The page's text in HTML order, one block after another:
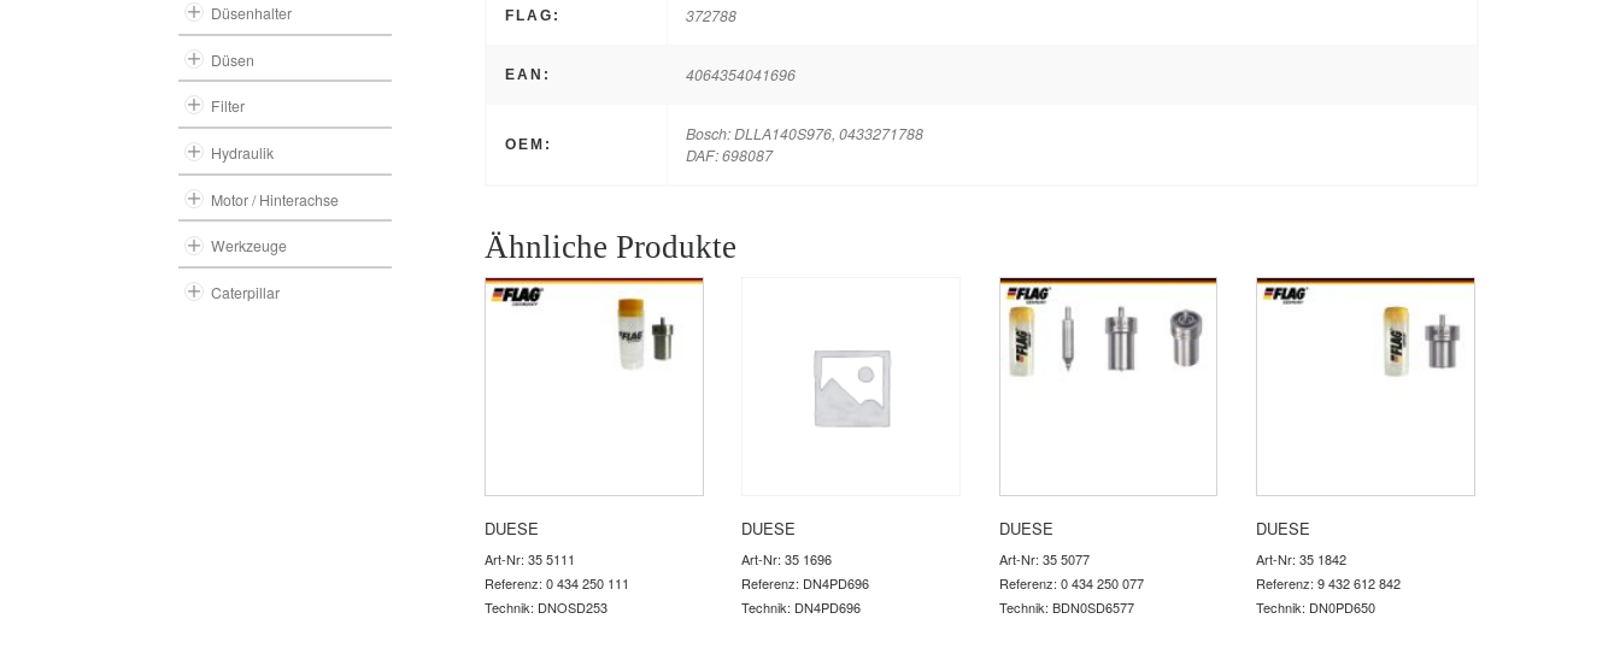
FLAG: 372788
EAN: 4064354041696
OEM:
Bosch: DLLA140S976, 0433271788
DAF: 698087
Ähnliche Produkte
DUESE
Art-Nr: 35 5111
Referenz: 0 434 250 111
Technik: DNOSD253
DUESE
Art-Nr: 35 1696
Referenz: DN4PD696
Technik: DN4PD696
DUESE
Art-Nr: 35 5077
Referenz: 0 434 250 077
Technik: BDN0SD6577
DUESE
Art-Nr: 35 1842
Referenz: 9 432 612 842
Technik: DN0PD650
Düsenhalter
Düsen
Filter
Hydraulik
Motor / Hinterachse
Werkzeuge
Caterpillar